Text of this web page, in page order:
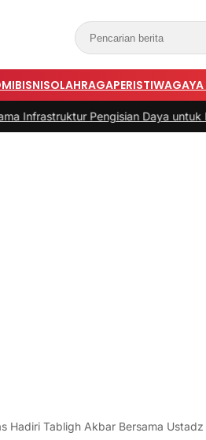
BISNISOLAHRAGAPERISTIWA
Pengisian Daya untuk Mobil Listrik
Hadiri Tabligh Akbar Bersama Ustadz